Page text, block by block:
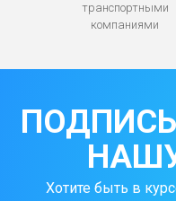
транспортными
компаниями
Хотите быть в